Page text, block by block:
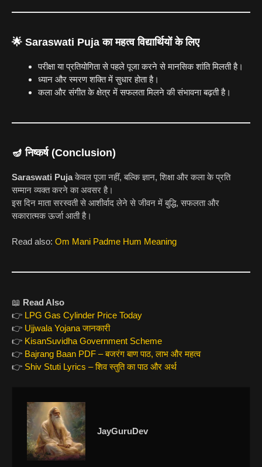
🌟 Saraswati Puja का महत्व विद्यार्थियों के लिए
परीक्षा या प्रतियोगिता से पहले पूजा करने से मानसिक शांति मिलती है।
ध्यान और स्मरण शक्ति में सुधार होता है।
कला और संगीत के क्षेत्र में सफलता मिलने की संभावना बढ़ती है।
🪔निष्कर्ष (Conclusion)
Saraswati Pujaकेवल पूजा नहीं, बल्कि ज्ञान, शिक्षा और कला के प्रति
सम्मान व्यक्त करने का अवसर है।
इस दिन माता सरस्वती से आशीर्वाद लेने से जीवन में बुद्धि, सफलता और
सकारात्मक ऊर्जा आती है।
Read also: Om Mani Padme Hum Meaning
📖 Read Also
👉 LPG Gas Cylinder Price Today
👉 Ujjwala Yojana जानकारी
👉 KisanSuvidha Government Scheme
👉 Bajrang Baan PDF – बजरंग बाण पाठ, लाभ और महत्व
👉 Shiv Stuti Lyrics – शिव स्तुति का पाठ और अर्थ
JayGuruDev